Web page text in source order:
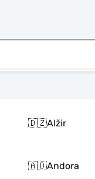
🇩🇿Alžir
🇦🇩Andora